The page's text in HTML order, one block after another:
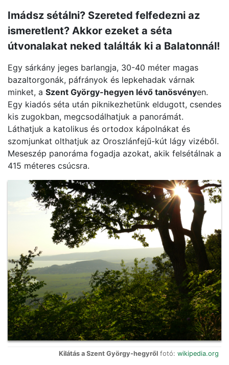
Imádsz sétálni? Szereted felfedezni az
ismeretlent? Akkor ezeket a séta
útvonalakat neked találták ki a Balatonnál!
Egy sárkány jeges barlangja, 30-40 méter magas
bazaltorgonák, páfrányok és lepkehadak várnak
minket, a Szent György-hegyen lévő tanösvényen.
Egy kiadós séta után piknikezhetünk eldugott, csendes
kis zugokban, megcsodálhatjuk a panorámát.
Láthatjuk a katolikus és ortodox kápolnákat és
szomjunkat olthatjuk az Oroszlánfejű-kút lágy vizéből.
Meseszép panoráma fogadja azokat, akik felsétálnak a
415 méteres csúcsra.
Kilátás a Szent György-hegyről fotó: wikipedia.org